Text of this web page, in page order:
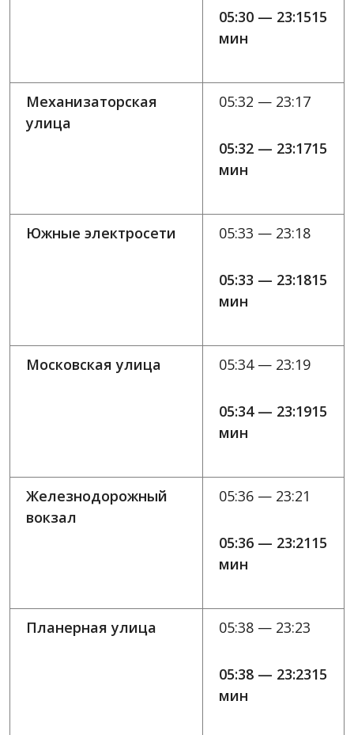
05:30 — 23:1515
мин
Механизаторская
улица
05:32 — 23:17
05:32 — 23:1715
мин
Южные электросети 05:33 — 23:18
05:33 — 23:1815
мин
Московская улица 05:34 — 23:19
05:34 — 23:1915
мин
Железнодорожный
вокзал
05:36 — 23:21
05:36 — 23:2115
мин
Планерная улица 05:38 — 23:23
05:38 — 23:2315
мин